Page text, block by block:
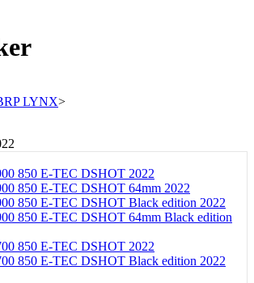
LYNX>
850 E-TEC DSHOT 2022
850 E-TEC DSHOT 64mm 2022
850 E-TEC DSHOT Black edition 2022
850 E-TEC DSHOT 64mm Black edition
850 E-TEC DSHOT 2022
850 E-TEC DSHOT Black edition 2022